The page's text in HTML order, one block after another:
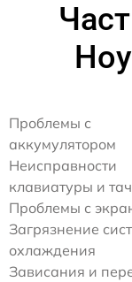
Проблемы с
аккумулятором
Неисправности
клавиатуры и
Проблемы с
Загрязнение
охлаждения
Зависания и